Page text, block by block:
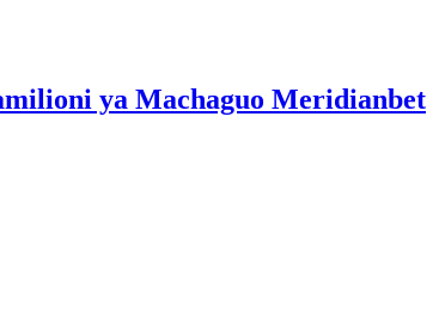
ya Machaguo Meridianbet